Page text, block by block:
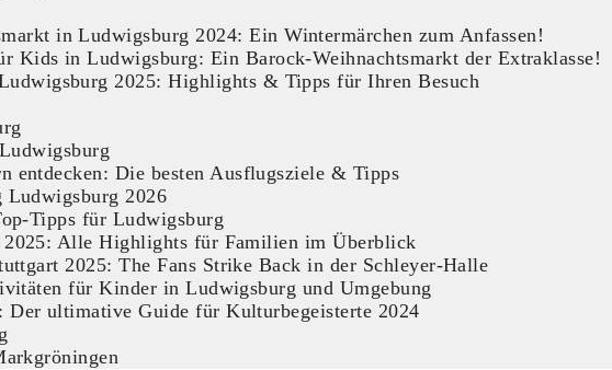
in Ludwigsburg 2024: Ein Wintermärchen zum Anfassen!
Kids in Ludwigsburg: Ein Barock-Weihnachtsmarkt der Extraklasse!
2025: Highlights & Tipps für Ihren Besuch
entdecken: Die besten Ausflugsziele & Tipps
Ludwigsburg 2026
Tipps für Ludwigsburg
Alle Highlights für Familien im Überblick
2025: The Fans Strike Back in der Schleyer-Halle
für Kinder in Ludwigsburg und Umgebung
Der ultimative Guide für Kulturbegeisterte 2024